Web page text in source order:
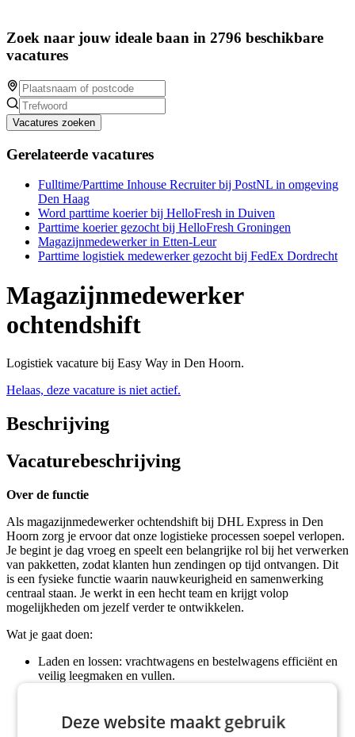
Zoek naar jouw ideale baan in 2796 beschikbare
vacatures
Vacatures zoeken
Gerelateerde vacatures
Fulltime/Parttime Inhouse Recruiter bij PostNL in omgeving
Den Haag
Word parttime koerier bij HelloFresh in Duiven
Parttime koerier gezocht bij HelloFresh Groningen
Magazijnmedewerker in Etten-Leur
Parttime logistiek medewerker gezocht bij FedEx Dordrecht
Magazijnmedewerker
ochtendshift
Logistiek vacature bij Easy Way in Den Hoorn.
Helaas, deze vacature is niet actief.
Beschrijving
Vacaturebeschrijving
Over de functie
Als magazijnmedewerker ochtendshift bij DHL Express in Den
Hoorn zorg je ervoor dat onze logistieke processen soepel verlopen.
Je begint je dag vroeg en speelt een belangrijke rol bij het verwerken
van pakketten, zodat klanten hun zendingen op tijd ontvangen. Dit
is een fysieke functie waarin nauwkeurigheid en samenwerking
centraal staan. Je werkt in een hecht team en krijgt volop
mogelijkheden om jezelf verder te ontwikkelen.
Wat je gaat doen:
Laden en lossen: vrachtwagens en bestelwagens efficiënt en
veilig leegmaken en vullen.
Veiligheid waarborgen: zorgen voor een georganiseerde en
veilige werkplek.
Deze website maakt gebruik